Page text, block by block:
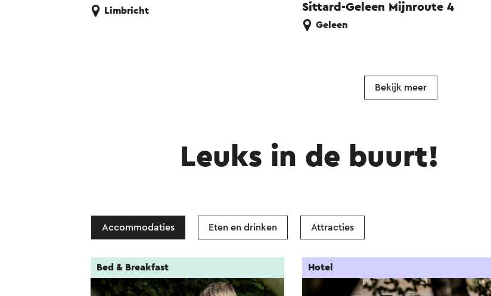
Limbricht
Sittard-Geleen Mijnroute 4
Geleen
Bekijk meer
Leuks in de buurt!
Accommodaties Eten en drinken Attracties
Bed & Breakfast Hotel